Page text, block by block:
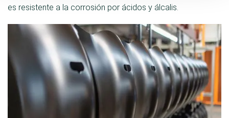
es resistente a la corrosión por ácidos y álcalis.